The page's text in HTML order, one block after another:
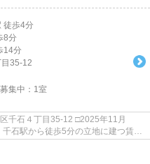
徒歩4分
8分
14分
目35-12
集中： 1室
目35-12 □2025年11月